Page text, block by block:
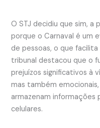
O STJ decidiu que sim, a
porque o Carnaval é um
de pessoas, o que
tribunal destacou que o
prejuízos significativos à
mas também
armazenam informações
celulares.